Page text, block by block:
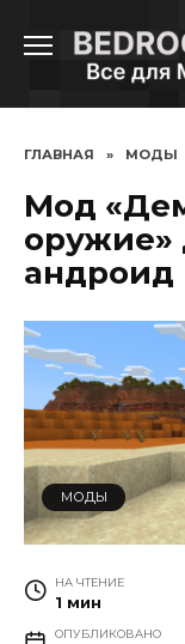
содержанию
ГЛАВНАЯ » МОДЫ
Мод
оружие»
андроид
МОДЫ
НА ЧТЕНИЕ
1 мин
ОПУБЛИКОВАНО